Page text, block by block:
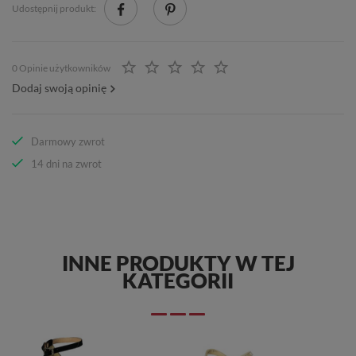
Udostępnij produkt:
0 Opinie użytkowników
Dodaj swoją opinię
Darmowy zwrot
14 dni na zwrot
INNE PRODUKTY W TEJ
KATEGORII